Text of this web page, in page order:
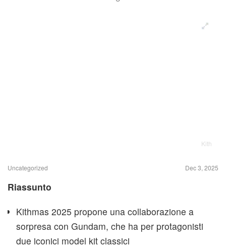
Kith
Uncategorized Dec 3, 2025
Riassunto
Kithmas 2025 propone una collaborazione a
sorpresa con Gundam, che ha per protagonisti
due iconici model kit classici